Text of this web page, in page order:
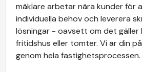
mäklare arbetar nära kunder för
individuella behov och leverera
lösningar - oavsett om det
fritidshus eller tomter. Vi är din
genom hela fastighetsprocessen.